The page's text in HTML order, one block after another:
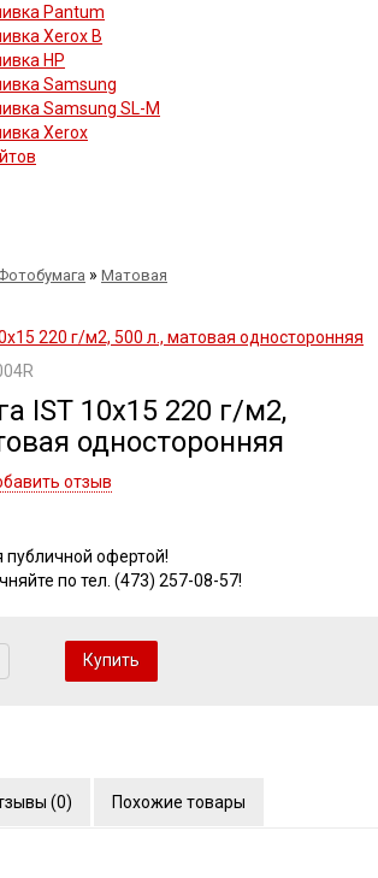
Pantum
Xerox B
HP
Samsung
Samsung SL-M
Xerox
» Матовая
IST 10х15 220 г/м2,
односторонняя
отзыв
публичной офертой!
по тел. (473) 257-08-57!
(0) Похожие товары